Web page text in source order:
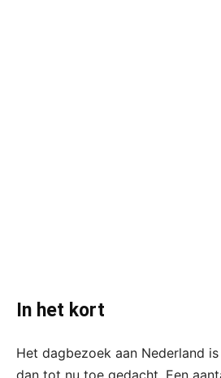
In het kort
Het dagbezoek aan Nederland